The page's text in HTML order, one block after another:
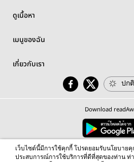
ดูเนื้อหา
เมนูของฉัน
เกี่ยวกับเรา
ปกติ
Download
© 2026 readAwrite.com by MEB
This site is protected by reCAPTCHA and the Google
เว็บไซต์นี้มีการใช้คุกกี้ โปรดยอมรับนโยบายคุ
ประสบการณ์การใช้บริการที่ดีที่สุดของท่าน ท่